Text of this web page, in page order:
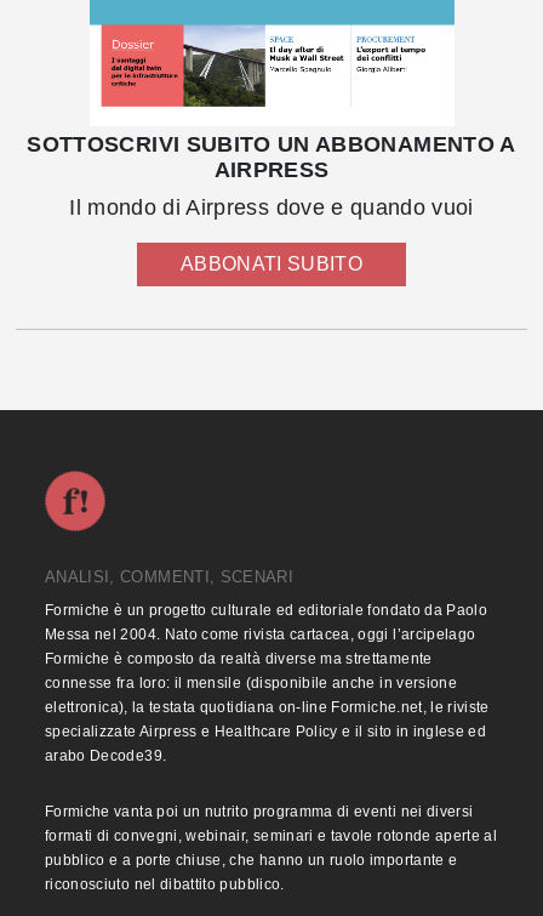
SOTTOSCRIVI SUBITO UN ABBONAMENTO A
AIRPRESS
Il mondo di Airpress dove e quando vuoi
ABBONATI SUBITO
ANALISI, COMMENTI, SCENARI
Formiche è un progetto culturale ed editoriale fondato da Paolo
Messa nel 2004. Nato come rivista cartacea, oggi l’arcipelago
Formiche è composto da realtà diverse ma strettamente
connesse fra loro: il mensile (disponibile anche in versione
elettronica), la testata quotidiana on-line Formiche.net, le riviste
specializzate Airpress e Healthcare Policy e il sito in inglese ed
arabo Decode39.
Formiche vanta poi un nutrito programma di eventi nei diversi
formati di convegni, webinair, seminari e tavole rotonde aperte al
pubblico e a porte chiuse, che hanno un ruolo importante e
riconosciuto nel dibattito pubblico.